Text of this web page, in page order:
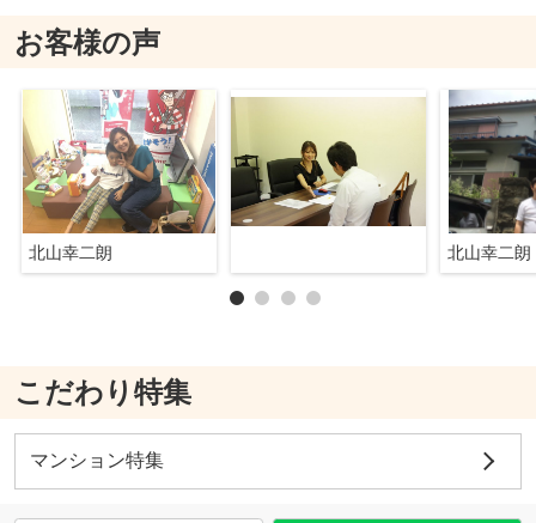
お客様の声
北山幸二朗 北山幸二朗
こだわり特集
マンション特集